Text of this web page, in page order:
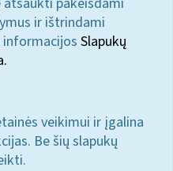
ir ištrindami
informacijos Slapukų
veikimui ir įgalina
Be šių slapukų